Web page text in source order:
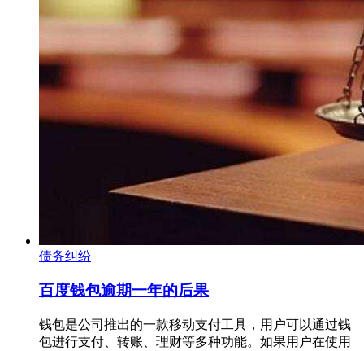
债务纠纷
百度钱包逾期一年的后果
钱包是公司推出的一款移动支付工具，用户可以通过钱
包进行支付、转账、理财等多种功能。如果用户在使用